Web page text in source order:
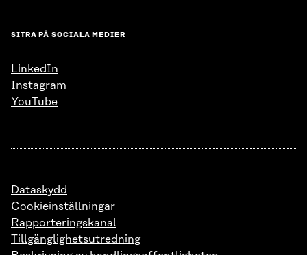
SITRA PÅ SOCIALA MEDIER
LinkedIn
Instagram
YouTube
Dataskydd
Cookieinställningar
Rapporteringskanal
Tillgänglighetsutredning